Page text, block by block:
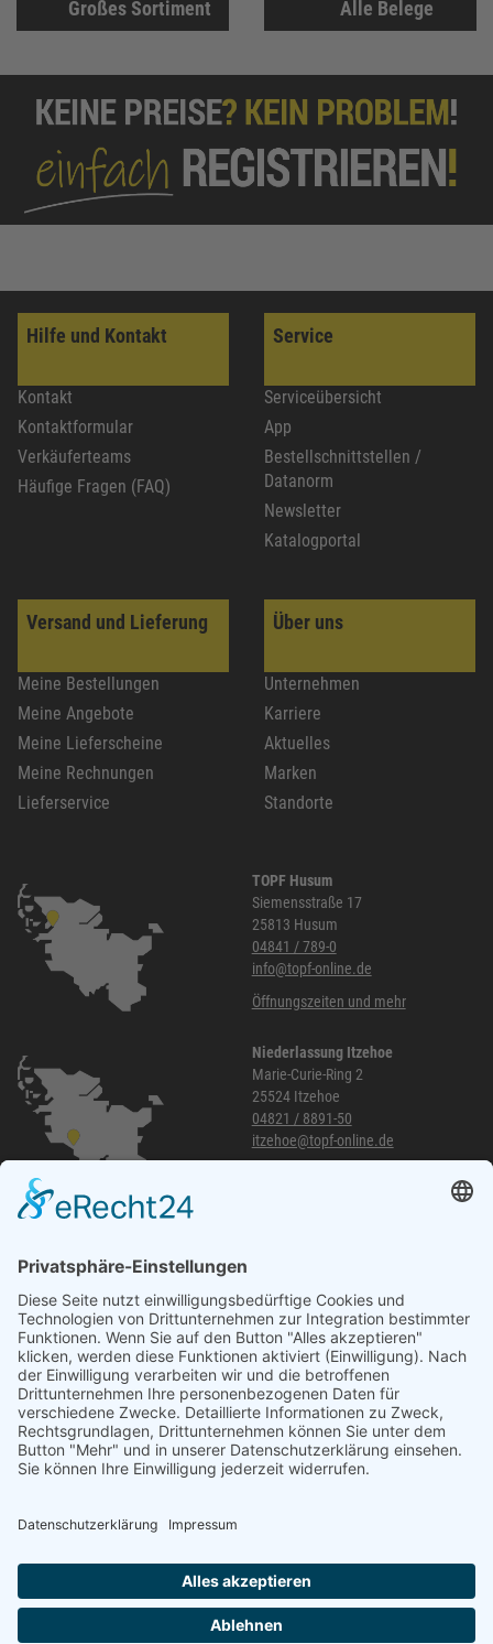
Großes Sortiment Alle Belege
Hilfe und Kontakt
Kontakt
Kontaktformular
Verkäuferteams
Häufige Fragen (FAQ)
Service
Serviceübersicht
App
Bestellschnittstellen /
Datanorm
Newsletter
Katalogportal
Versand und Lieferung
Meine Bestellungen
Meine Angebote
Meine Lieferscheine
Meine Rechnungen
Lieferservice
Über uns
Unternehmen
Karriere
Aktuelles
Marken
Standorte
TOPF Husum
Siemensstraße 17
25813 Husum
04841 / 789-0
info@topf-online.de
Öffnungszeiten und mehr
Niederlassung Itzehoe
Marie-Curie-Ring 2
25524 Itzehoe
04821 / 8891-50
itzehoe@topf-online.de
040 / 21 04 04 04-04
glinde@topf-online.de
Öffnungszeiten und mehr
Desktop-Version